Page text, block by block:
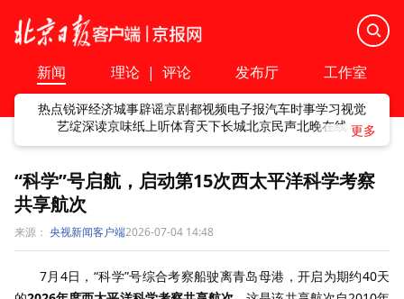
新闻 理论 | 评论 发布厅 工作室
热点锐评经济城事辟谣京剧都视频电子报汽车时事学习视觉
艺绽深读京味纸上听体育天下长城北京民声北晚在线
“科学”号启航，启动第15次西太平洋科学考察
共享航次
来源： 央视新闻客户端2026-07-04 14:48
7月4日，“科学”号综合考察船驶离青岛母港，开启为期约40天